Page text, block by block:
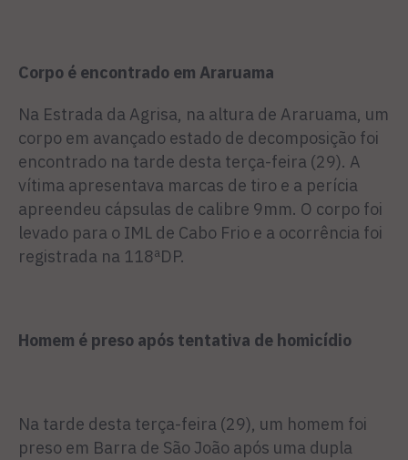
Corpo é encontrado em Araruama
Na Estrada da Agrisa, na altura de Araruama, um
corpo em avançado estado de decomposição foi
encontrado na tarde desta terça-feira (29). A
vítima apresentava marcas de tiro e a perícia
apreendeu cápsulas de calibre 9mm. O corpo foi
levado para o IML de Cabo Frio e a ocorrência foi
registrada na 118ªDP.
Homem é preso após tentativa de homicídio
Na tarde desta terça-feira (29), um homem foi
preso em Barra de São João após uma dupla